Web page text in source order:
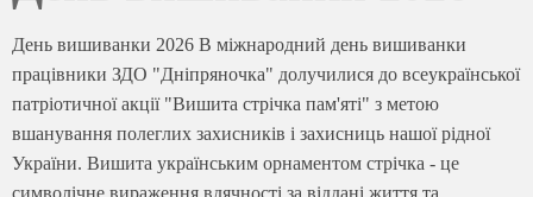
День вишиванки 2026 В міжнародний день вишиванки
працівники ЗДО "Дніпряночка" долучилися до всеукраїнської
патріотичної акції "Вишита стрічка пам'яті" з метою
вшанування полеглих захисників і захисниць нашої рідної
України. Вишита українським орнаментом стрічка - це
символічне вираження вдячності за віддані життя та